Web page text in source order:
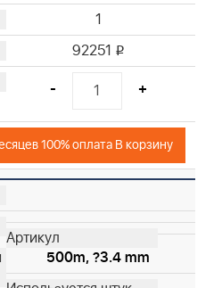
1
92251 i
- +
100% оплата В корзину
500m, ?3.4 mm